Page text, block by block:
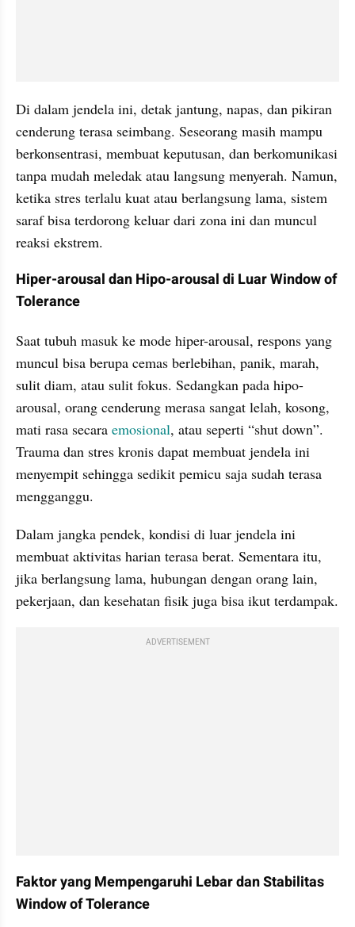
Di dalam jendela ini, detak jantung, napas, dan pikiran
cenderung terasa seimbang. Seseorang masih mampu
berkonsentrasi, membuat keputusan, dan berkomunikasi
tanpa mudah meledak atau langsung menyerah. Namun,
ketika stres terlalu kuat atau berlangsung lama, sistem
saraf bisa terdorong keluar dari zona ini dan muncul
reaksi ekstrem.
Hiper-arousal dan Hipo-arousal di Luar Window of
Tolerance
Saat tubuh masuk ke mode hiper-arousal, respons yang
muncul bisa berupa cemas berlebihan, panik, marah,
sulit diam, atau sulit fokus. Sedangkan pada hipo-
arousal, orang cenderung merasa sangat lelah, kosong,
mati rasa secara emosional, atau seperti “shut down”.
Trauma dan stres kronis dapat membuat jendela ini
menyempit sehingga sedikit pemicu saja sudah terasa
mengganggu.
Dalam jangka pendek, kondisi di luar jendela ini
membuat aktivitas harian terasa berat. Sementara itu,
jika berlangsung lama, hubungan dengan orang lain,
pekerjaan, dan kesehatan fisik juga bisa ikut terdampak.
ADVERTISEMENT
Faktor yang Mempengaruhi Lebar dan Stabilitas
Window of Tolerance